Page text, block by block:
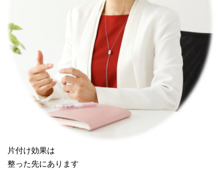
片付け効果は
整った先にあります